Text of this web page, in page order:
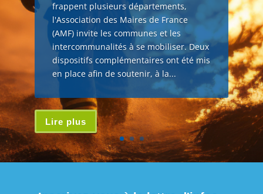
frappent plusieurs départements,
l'Association des Maires de France
(AMF) invite les communes et les
intercommunalités à se mobiliser. Deux
dispositifs complémentaires ont été mis
en place afin de soutenir, à la...
Lire plus